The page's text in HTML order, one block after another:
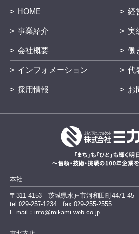
HOME 経
事業紹介 実
会社概要 働
インフォメーション 代
採用情報 お
本社
〒311-4153 茨城県水戸市河和田町4471-45
tel.029-257-1234 fax.029-255-2555
E-mail：info@mikami-web.co.jp